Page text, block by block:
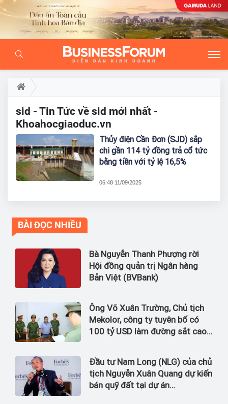
sid - Tin Tức về sid mới nhất -
Khoahocgiaoduc.vn
Thủy điện Cần Đơn (SJD) sắp
chi gần 114 tỷ đồng trả cổ tức
bằng tiền với tỷ lệ 16,5%
06:48 11/09/2025
BÀI ĐỌC NHIỀU
Bà Nguyễn Thanh Phượng rời
Hội đồng quản trị Ngân hàng
Bản Việt (BVBank)
Ông Võ Xuân Trường, Chủ tịch
Mekolor, công ty tuyên bố có
100 tỷ USD làm đường sắt cao
Đầu tư Nam Long (NLG) của chủ
tịch Nguyễn Xuân Quang dự kiến
bán quỹ đất tại dự án